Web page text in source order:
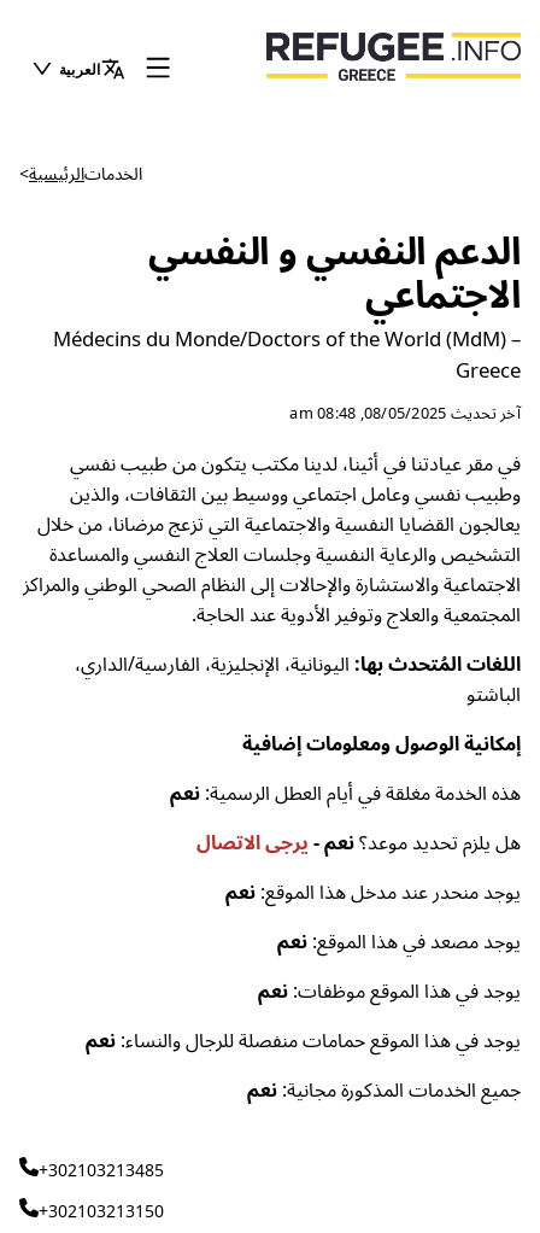
العربية
الرئيسية> الخدمات
الدعم النفسي و النفسي
الاجتماعي
Médecins du Monde/Doctors of the World (MdM) –
Greece
آخر تحديث08/05/2025, 08:48 am
في مقر عيادتنا في أثينا، لدينا مكتب يتكون من طبيب نفسي
وطبيب نفسي وعامل اجتماعي ووسيط بين الثقافات، والذين
يعالجون القضايا النفسية والاجتماعية التي تزعج مرضانا، من خلال
التشخيص والرعاية النفسية وجلسات العلاج النفسي والمساعدة
الاجتماعية والاستشارة والإحالات إلى النظام الصحي الوطني والمراكز
المجتمعية والعلاج وتوفير الأدوية عند الحاجة.
اللغات المُتحدث بها:اليونانية، الإنجليزية، الفارسية/الداري،
الباشتو
إمكانية الوصول ومعلومات إضافية
هذه الخدمة مغلقة في أيام العطل الرسمية:نعم
هل يلزم تحديد موعد؟نعم -يرجى الاتصال
يوجد منحدر عند مدخل هذا الموقع:نعم
يوجد مصعد في هذا الموقع:نعم
يوجد في هذا الموقع موظفات:نعم
يوجد في هذا الموقع حمامات منفصلة للرجال والنساء:نعم
جميع الخدمات المذكورة مجانية:نعم
+302103213485
+302103213150